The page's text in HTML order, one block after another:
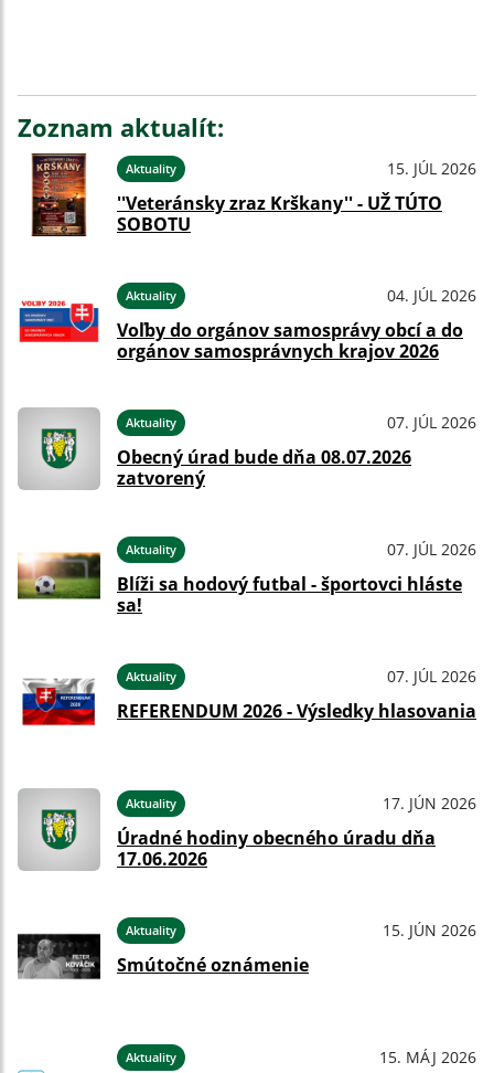
Zoznam aktualít:
Aktuality 15. JÚL 2026
''Veteránsky zraz Krškany'' - UŽ TÚTO
SOBOTU
Aktuality 04. JÚL 2026
Voľby do orgánov samosprávy obcí a do
orgánov samosprávnych krajov 2026
Aktuality 07. JÚL 2026
Obecný úrad bude dňa 08.07.2026
zatvorený
Aktuality 07. JÚL 2026
Blíži sa hodový futbal - športovci hláste
sa!
Aktuality 07. JÚL 2026
REFERENDUM 2026 - Výsledky hlasovania
Aktuality 17. JÚN 2026
Úradné hodiny obecného úradu dňa
17.06.2026
Aktuality 15. JÚN 2026
Smútočné oznámenie
Aktuality 15. MÁJ 2026